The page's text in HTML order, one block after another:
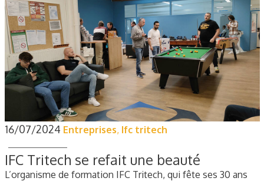
16/07/2024 Entreprises, Ifc tritech
IFC Tritech se refait une beauté
L’organisme de formation IFC Tritech, qui fête ses 30 ans